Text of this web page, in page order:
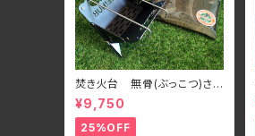
焚き火台 無骨(ぶっこつ)さ
ん フルセット
¥9,750
25%OFF